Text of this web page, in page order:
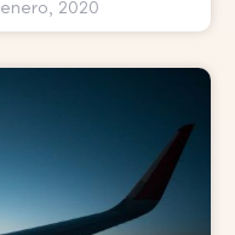
2020